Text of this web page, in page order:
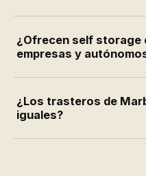
¿Ofrecen self storage
empresas y
¿Los trasteros de
iguales?